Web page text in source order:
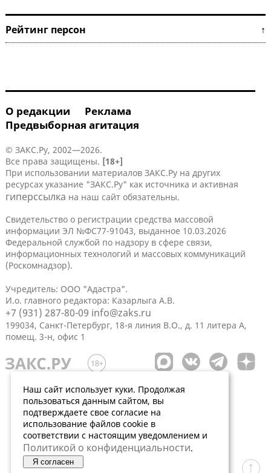
Рейтинг персон ↑
О редакции
Реклама
Предвыборная агитация
© ЗАКС.Ру, 2002—2026.
Все права защищены. [18+]
При использовании материалов ЗАКС.Ру на других
ресурсах указание "ЗАКС.Ру" как источника и активная
гиперссылка на наш сайт обязательны.
Свидетельство о регистрации средства массовой
информации ЭЛ №ФС77-91043, выданное 10.03.2026
Федеральной службой по надзору в сфере связи,
информационных технологий и массовых коммуникаций
(Роскомнадзор).
Учредитель: ООО "Адастра".
И.о. главного редактора: Казарлыга А.В.
+7 (931) 287-80-09 info@zaks.ru
199034, Санкт-Петербург, 18-я линия В.О., д. 11 литера А,
помещ. 3-н, офис 1
Наш сайт использует куки. Продолжая
пользоваться данным сайтом, вы
подтверждаете свое согласие на
использование файлов cookie в
соответствии с настоящим уведомлением и
Политикой о конфиденциальности.
Я согласен